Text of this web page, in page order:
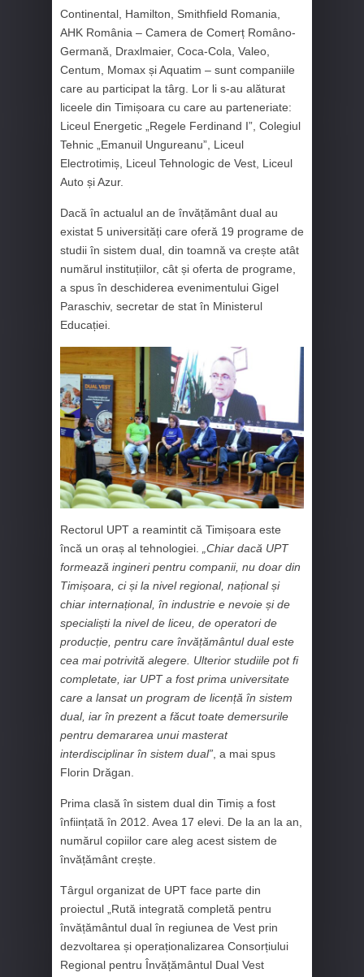
Continental, Hamilton, Smithfield Romania,
AHK România – Camera de Comerț Româno-
Germană, Draxlmaier, Coca-Cola, Valeo,
Centum, Momax și Aquatim – sunt companiile
care au participat la târg. Lor li s-au alăturat
liceele din Timișoara cu care au parteneriate:
Liceul Energetic „Regele Ferdinand I”, Colegiul
Tehnic „Emanuil Ungureanu”, Liceul
Electrotimiș, Liceul Tehnologic de Vest, Liceul
Auto și Azur.
Dacă în actualul an de învățământ dual au
existat 5 universități care oferă 19 programe de
studii în sistem dual, din toamnă va crește atât
numărul instituțiilor, cât și oferta de programe,
a spus în deschiderea evenimentului Gigel
Paraschiv, secretar de stat în Ministerul
Educației.
Rectorul UPT a reamintit că Timișoara este
încă un oraș al tehnologiei. „Chiar dacă UPT
formează ingineri pentru companii, nu doar din
Timișoara, ci și la nivel regional, național și
chiar internațional, în industrie e nevoie și de
specialiști la nivel de liceu, de operatori de
producție, pentru care învățământul dual este
cea mai potrivită alegere. Ulterior studiile pot fi
completate, iar UPT a fost prima universitate
care a lansat un program de licență în sistem
dual, iar în prezent a făcut toate demersurile
pentru demararea unui masterat
interdisciplinar în sistem dual”, a mai spus
Florin Drăgan.
Prima clasă în sistem dual din Timiș a fost
înființată în 2012. Avea 17 elevi. De la an la an,
numărul copiilor care aleg acest sistem de
învățământ crește.
Târgul organizat de UPT face parte din
proiectul „Rută integrată completă pentru
învățământul dual în regiunea de Vest prin
dezvoltarea și operaționalizarea Consorțiului
Regional pentru Învățământul Dual Vest